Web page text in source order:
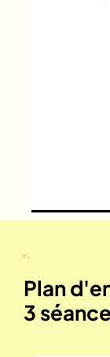
Plan
3